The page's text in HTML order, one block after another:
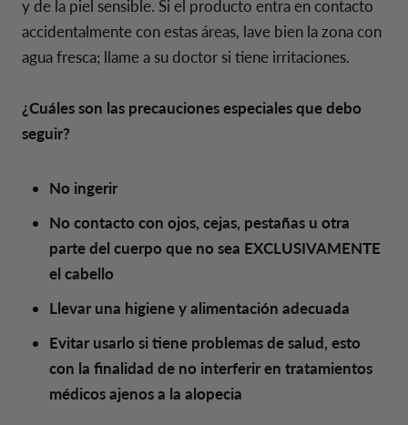
y de la piel sensible. Si el producto entra en contacto
accidentalmente con estas áreas, lave bien la zona con
agua fresca; llame a su doctor si tiene irritaciones.
¿Cuáles son las precauciones especiales que debo
seguir?
No ingerir
No contacto con ojos, cejas, pestañas u otra
parte del cuerpo que no sea EXCLUSIVAMENTE
el cabello
Llevar una higiene y alimentación adecuada
Evitar usarlo si tiene problemas de salud, esto
con la finalidad de no interferir en tratamientos
médicos ajenos a la alopecia